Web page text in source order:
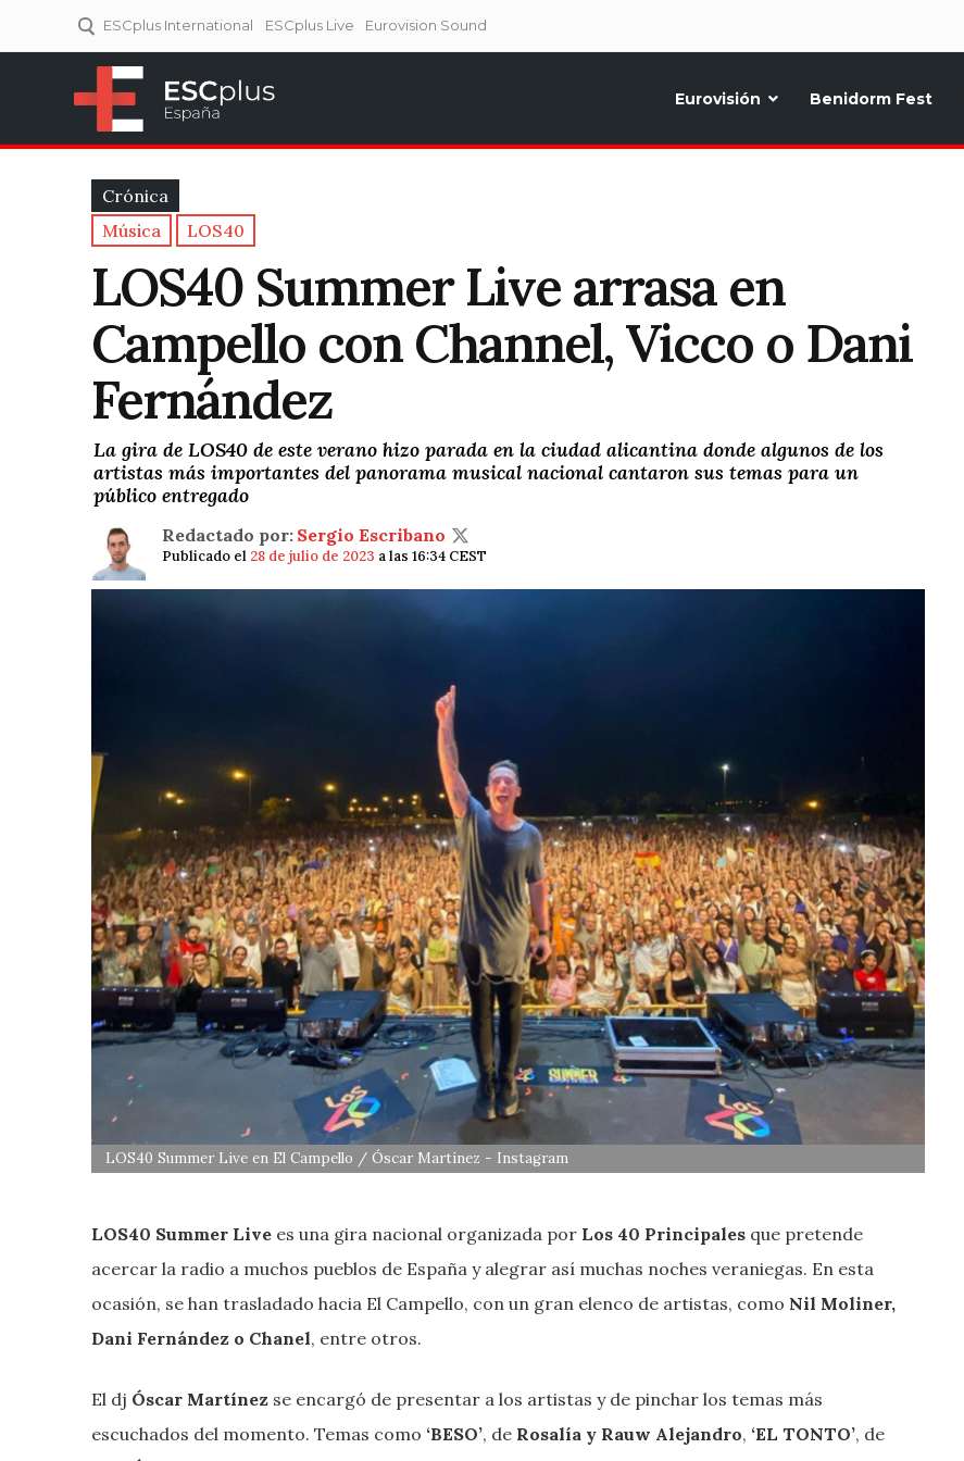
ESCplus International ESCplus Live Eurovision Sound
Eurovisión Benidorm Fest
Crónica
Música
LOS40
LOS40 Summer Live arrasa en
Campello con Channel, Vicco o Dani
Fernández
La gira de LOS40 de este verano hizo parada en la ciudad alicantina donde algunos de los
artistas más importantes del panorama musical nacional cantaron sus temas para un
público entregado
Redactado por: Sergio Escribano
Publicado el 28 de julio de 2023 a las 16:34 CEST
LOS40 Summer Live en El Campello / Óscar Martínez - Instagram
LOS40 Summer Live es una gira nacional organizada por Los 40 Principales que pretende
acercar la radio a muchos pueblos de España y alegrar así muchas noches veraniegas. En esta
ocasión, se han trasladado hacia El Campello, con un gran elenco de artistas, como Nil Moliner,
Dani Fernández o Chanel, entre otros.
El dj Óscar Martínez se encargó de presentar a los artistas y de pinchar los temas más
escuchados del momento. Temas como ‘BESO’, de Rosalía y Rauw Alejandro, ‘EL TONTO’, de